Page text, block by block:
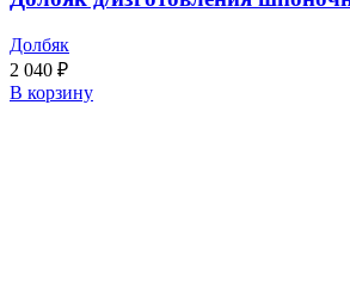
Долбяк
2 040 ₽
В корзину